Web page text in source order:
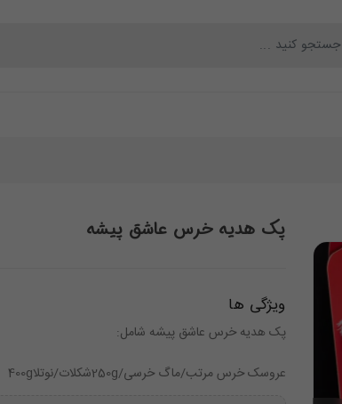
پک هدیه خرس عاشق پیشه
ویژگی ها
پک هدیه خرس عاشق پیشه شامل:
عروسک خرس مرتب/ماگ خرسی/250gشکلات/نوتلا400g